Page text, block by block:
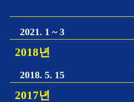
2021. 1 ~ 3
2018년
2018. 5. 15
2017년